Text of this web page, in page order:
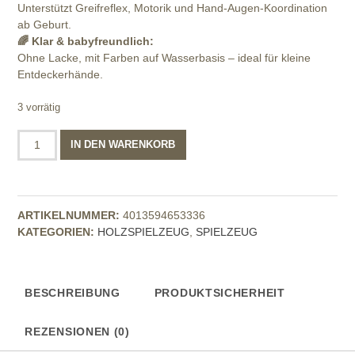
Unterstützt Greifreflex, Motorik und Hand-Augen-Koordination
ab Geburt.
🌈 Klar & babyfreundlich:
Ohne Lacke, mit Farben auf Wasserbasis – ideal für kleine
Entdeckerhände.
3 vorrätig
IN DEN WARENKORB
ARTIKELNUMMER: 4013594653336
KATEGORIEN: HOLZSPIELZEUG SPIELZEUG
BESCHREIBUNG PRODUKTSICHERHEIT
REZENSIONEN (0)